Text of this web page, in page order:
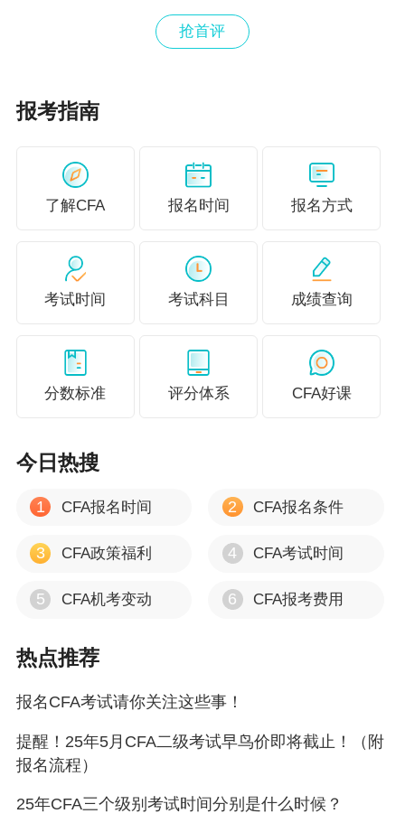
考试级别：一级、二级、三级
CFA一级考试时间：2024年8月20日-8月26日
CFA三级考试时间：2024年8月16日-8月19日
考试级别：一级、二级
CFA一级考试时间：2024年11月13日-11月19日
和2023年的CFA考试相比，
大纲变动详解>>
，还增加了实践技能板块，2024
年一级和二级考试都有引入，三级实践技能板块
将会在25年考试中引入。点击查看实践技能板块
以上就是2024年CFA考试时间及地点的相关内
容，打算报考的同学可收藏链接方便后期查看，
后期小编也会持续更新考试信息，大家可关注
【考试动态
说明：因考试政策、内容不断变化与调整，正保
抢首评
报考指南
了解CFA 报名时间 报名方式
考试时间 考试科目 成绩查询
分数标准 评分体系 CFA好课
今日热搜
1 CFA报名时间 2 CFA报名条件
3 CFA政策福利 4 CFA考试时间
5 CFA机考变动 6 CFA报考费用
热点推荐
报名CFA考试请你关注这些事！
提醒！25年5月CFA二级考试早鸟价即将截止！（附
报名流程）
25年CFA三个级别考试时间分别是什么时候？